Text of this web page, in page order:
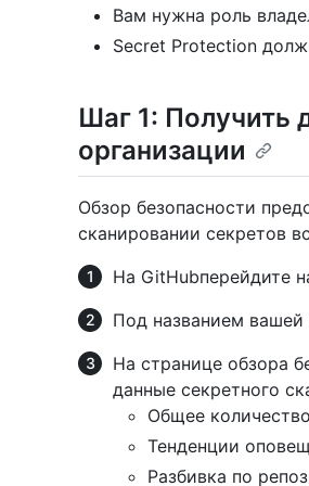
Вам нужна роль
Secret Protection
Шаг 1: Получить
организации
Обзор безопасности
сканировании секретов
На GitHubперейдите
Под названием
На странице обзора
данные секретного
Общее
Тенденции
Разбивка по